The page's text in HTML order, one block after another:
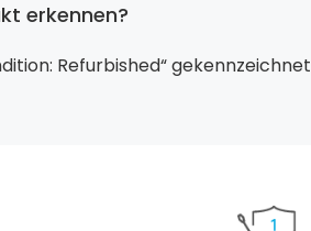
erkennen?
Refurbished“